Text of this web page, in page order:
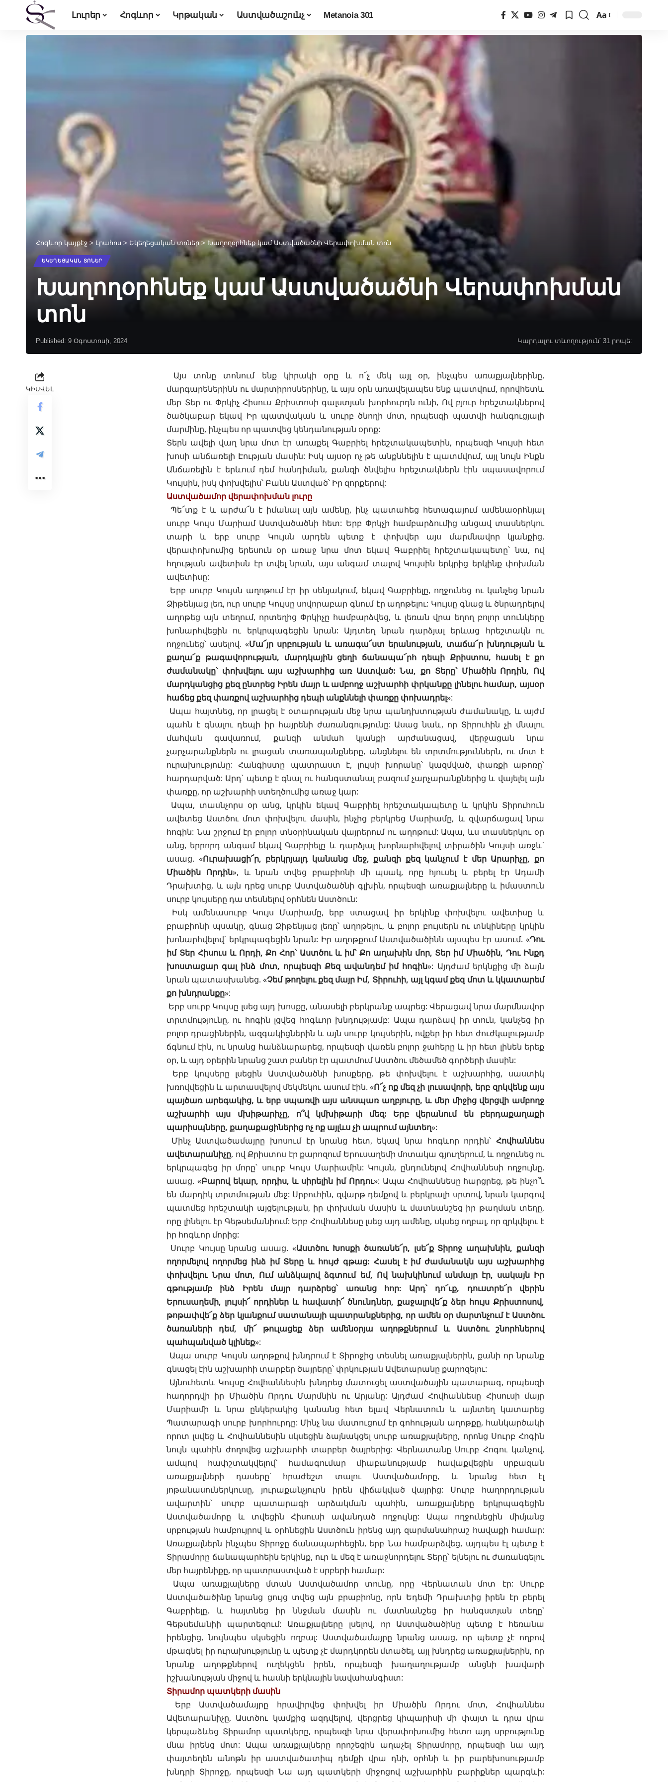
Լուրեր Հոգևոր Կրթական Աստվածաշունչ Metanoia 301
Font
Resizer
Aa
Հոգևոր կայքէջ> Լրահոս > Եկեղեցական տոներ > Խաղողօրհնեք կամ Աստվածածնի Վերափոխման տոն
ԵԿԵՂԵՑԱԿԱՆ ՏՈՆԵՐ
Խաղողօրհնեք կամ Աստվածածնի Վերափոխման
տոն
Published: 9 Օգոստոսի, 2024 Կարդալու տևողություն՝ 31 րոպե:
ԿԻՍՎԵԼ
Այս տոնը տոնում ենք կիրակի օրը և ո՜չ մեկ այլ օր, ինչպես առաքյալներինը,
մարգարեներինն ու մարտիրոսներինը, և այս օրն առավելապես ենք պատվում, որովհետև
մեր Տեր ու ՓրկիչՀիսուս Քրիստոսի գալստյան խորհուրդն ունի, Ով բյուր հրեշտակներով
ծածկաբար եկավ Իր պատվական և սուրբ ծնողի մոտ, որպեսզի պատվի հանգուցյալի
մարմինը, ինչպես որ պատվեց կենդանության օրոք:
Տերն ավելի վաղ նրա մոտ էր առաքել Գաբրիել հրեշտակապետին, որպեսզի Կույսի հետ
խոսի անճառելի Էության մասին: Իսկ այսօր ոչ թե անքննելին է պատմվում, այլ նույն Ինքն
Անճառելին է երևում դեմ հանդիման, քանզի ծնվելիս հրեշտակներն էին սպասավորում
Կույսին, իսկ փոխվելիս՝ Բանն Աստված՝ Իր զորքերով:
Աստվածամոր վերափոխման լուրը
Պե՜տք է և արժա՜ն է իմանալ այն ամենը, ինչ պատահեց հետագայում ամենաօրհնյալ
սուրբ Կույս Մարիամ Աստվածածնի հետ: Երբ Փրկչի համբարձումից անցավ տասներկու
տարի և երբ սուրբ Կույսն արդեն պետք է փոխվեր այս մարմնավոր կյանքից,
վերափոխումից երեսուն օր առաջ նրա մոտ եկավ Գաբրիել հրեշտակապետը՝ նա, ով
հղության ավետիսն էր տվել նրան, այս անգամ տալով Կույսին երկրից երկինք փոխման
ավետիսը:
Երբ սուրբ Կույսն աղոթում էր իր սենյակում, եկավ Գաբրիելը, ողջունեց ու կանչեց նրան
Ձիթենյաց լեռ, ուր սուրբ Կույսը սովորաբար գնում էր աղոթելու: Կույսը գնաց և ծնրադրելով
աղոթեց այն տեղում, որտեղից Փրկիչը համբարձվեց, և լեռան վրա եղող բոլոր տունկերը
խոնարհվեցին ու երկրպագեցին նրան: Այդտեղ նրան դարձյալ երևաց հրեշտակն ու
ողջունեց՝ ասելով. «Մա՜յր սրբության և առագա՜ստ երանության, տաճա՜ր խնդության և
քաղա՜ք թագավորության, մարդկային ցեղի ճանապա՜րհ դեպի Քրիստոս, հասել է քո
ժամանակը՝ փոխվելու այս աշխարհից առ Աստված: Նա, քո Տերը՝ Միածին Որդին, Ով
մարդկանցից քեզ ընտրեց Իրեն մայր և ամբողջ աշխարհի փրկանքը լինելու համար, այսօր
հաճեց քեզ փառքով աշխարհից դեպի անքննելի փառքը փոխադրել»:
Ապա հայտնեց, որ լրացել է օտարության մեջ նրա պանդխտության ժամանակը, և այժմ
պահն է գնալու դեպի իր հայրենի ժառանգությունը: Ասաց նաև, որ Տիրուհին չի մնալու
մահվան գավառում, քանզի անմահ կյանքի արժանացավ, վերջացան նրա
չարչարանքներն ու լրացան տառապանքները, անցնելու են տրտմություններն, ու մոտ է
ուրախությունը: Հանգիստը պատրաստ է, լույսի խորանը՝ կազմված, փառքի աթոռը՝
հարդարված: Արդ՝ պետք է գնալ ու հանգստանալ բազում չարչարանքներից և վայելել այն
փառքը, որ աշխարհի ստեղծումից առաջ կար:
Ապա, տասնչորս օր անց, կրկին եկավ Գաբրիել հրեշտակապետը և կրկին Տիրուհուն
ավետեց Աստծու մոտ փոխվելու մասին, ինչից բերկրեց Մարիամը, և զվարճացավ նրա
հոգին: Նա շրջում էր բոլոր տնօրինական վայրերում ու աղոթում: Ապա, ևս տասներկու օր
անց, երրորդ անգամ եկավ Գաբրիելը և դարձյալ խորնարհվելով տիրածին Կույսի առջև՝
ասաց. «Ուրախացի՜ր, բերկրյալդ կանանց մեջ, քանզի քեզ կանչում է մեր Արարիչը, քո
Միածին Որդին», և նրան տվեց բրաբիոնի մի պսակ, որը հյուսել և բերել էր Ադամի
Դրախտից, և այն դրեց սուրբ Աստվածածնի գլխին, որպեսզի առաքյալները և իմաստուն
սուրբ կույսերը դա տեսնելով օրհնեն Աստծուն:
Իսկ ամենասուրբ Կույս Մարիամը, երբ ստացավ իր երկինք փոխվելու ավետիսը և
բրաբիոնի պսակը, գնաց Ձիթենյաց լեռը՝ աղոթելու, և բոլոր բույսերն ու տնկիները կրկին
խոնարհվելով՝ երկրպագեցին նրան: Իր աղոթքում Աստվածածինն այսպես էր ասում. «Դու
իմ Տեր Հիսուս և Որդի, Քո Հոր՝ Աստծու և իմ՝ Քո աղախին մոր, Տեր իմ Միածին, Դու Ինքդ
խոստացար գալ ինձ մոտ, որպեսզի Քեզ ավանդեմ իմ հոգին»: Այդժամ երկնքից մի ձայն
նրան պատասխանեց. «Չեմ թողելու քեզ մայր Իմ, Տիրուհի, այլ կգամ քեզ մոտ և կկատարեմ
քո խնդրանքը»:
Երբ սուրբ Կույսը լսեց այդ խոսքը, անասելի բերկրանք ապրեց: Վերացավ նրա մարմնավոր
տրտմությունը, ու հոգին լցվեց հոգևոր խնդությամբ: Ապա դարձավ իր տուն, կանչեց իր
բոլոր դրացիներին, ազգակիցներին և այն սուրբ կույսերին, ովքեր իր հետ ժուժկալությամբ
ճգնում էին, ու նրանց հանձնարարեց, որպեսզի վառեն բոլոր ջահերը և իր հետ լինեն երեք
օր, և այդ օրերին նրանց շատ բաներ էր պատմում Աստծու մեծամեծ գործերի մասին:
Երբ կույսերը լսեցին Աստվածածնի խոսքերը, թե փոխվելու է աշխարհից, սաստիկ
խռովվեցին և արտասվելով մեկմեկու ասում էին. «Ո՜չ ոք մեզ չի լուսավորի, երբ զրկվենք այս
պայծառ արեգակից, և երբ սպառվի այս անսպառ աղբյուրը, և մեր միջից վերցվի ամբողջ
աշխարհի այս մխիթարիչը, ո՞վ կմխիթարի մեզ: Երբ վերանում են բերդաքաղաքի
պարիսպները, քաղաքացիներից ոչ ոք այլևս չի ապրում այնտեղ»:
Մինչ Աստվածամայրը խոսում էր նրանց հետ, եկավ նրա հոգևոր որդին՝ Հովհաննես
ավետարանիչը, ով Քրիստոս էր քարոզում Երուսաղեմի մոտակա գյուղերում, և ողջունեց ու
երկրպագեց իր մորը՝ սուրբ Կույս Մարիամին: Կույսն, ընդունելով Հովհաննեսի ողջույնը,
ասաց. «Բարով եկար, որդիս, և սիրելին իմ Որդու»: Ապա Հովհաննեսը հարցրեց, թե ինչո՞ւ
են մարդիկ տրտմության մեջ: Սրբուհին, զվարթ դեմքով և բերկրալի սրտով, նրան կարգով
պատմեց հրեշտակի այցելության, իր փոխման մասին և մատնանշեց իր թաղման տեղը,
որը լինելու էր Գեթսեմանիում: Երբ Հովհաննեսը լսեց այդ ամենը, սկսեց ողբալ, որ զրկվելու է
իր հոգևոր մորից:
Սուրբ Կույսը նրանց ասաց. «Աստծու Խոսքի ծառանե՜ր, լսե՜ք Տիրոջ աղախնին, քանզի
ողորմելով ողորմեց ինձ իմ Տերը և հույժ գթաց: Հասել է իմ ժամանակն այս աշխարհից
փոխվելու Նրա մոտ, Ում անձկալով ձգտում եմ, Ով նախկինում անմայր էր, սակայն Իր
գթությամբ ինձ Իրեն մայր դարձրեց՝ առանց հոր: Արդ՝ դո՜ւք, դուստրե՜ր վերին
Երուսաղեմի, լույսի՜ որդիներ և հավատի՜ ծնունդներ, քաջալրվե՜ք ձեր հույս Քրիստոսով,
թոթափվե՜ք ձեր կյանքում սատանայի պատրանքներից, որ ամեն օր մարտնչում է Աստծու
ծառաների դեմ, մի՜ թուլացեք ձեր ամենօրյա աղոթքներում և Աստծու շնորհներով
պահպանված կլինեք»:
Ապա սուրբ Կույսն աղոթքով խնդրում է Տիրոջից տեսնել առաքյալներին, քանի որ նրանք
գնացել էին աշխարհի տարբեր ծայրերը՝ փրկության Ավետարանը քարոզելու:
Այնուհետև Կույսը Հովհաննեսին խնդրեց մատուցել աստվածային պատարագ, որպեսզի
հաղորդվի իր Միածին Որդու Մարմնին ու Արյանը: Այդժամ Հովհաննեսը Հիսուսի մայր
Մարիամի և նրա ընկերակից կանանց հետ ելավ Վերնատուն և այնտեղ կատարեց
Պատարագի սուրբ խորհուրդը: Մինչ նա մատուցում էր գոհության աղոթքը, հանկարծակի
որոտ լսվեց և Հովհաննեսին սկսեցին ձայնակցել սուրբ առաքյալները, որոնց Սուրբ Հոգին
նույն պահին ժողովեց աշխարհի տարբեր ծայրերից: Վերնատանը Սուրբ Հոգու կանչով,
ամպով հափշտակվելով՝ համագումար միաբանությամբ հավաքվեցին սրբազան
առաքյալների դասերը՝ հրաժեշտ տալու Աստվածամորը, և նրանց հետ էլ
յոթանասուներկուսը, յուրաքանչյուրն իրեն վիճակված վայրից: Սուրբ հաղորդության
ավարտին՝ սուրբ պատարագի արձակման պահին, առաքյալները երկրպագեցին
Աստվածամորը և տվեցին Հիսուսի ավանդած ողջույնը: Ապա ողջունեցին միմյանց
սրբության համբույրով և օրհնեցին Աստծուն իրենց այդ զարմանահրաշ հավաքի համար:
Առաքյալներն ինչպես Տիրոջը ճանապարհեցին, երբ Նա համբարձվեց, այդպես էլ պետք է
Տիրամորը ճանապարհեին երկինք, ուր և մեզ է առաջնորդելու Տերը՝ ելնելու ու ժառանգելու
մեր հայրենիքը, որ պատրաստված է սրբերի համար:
Ապա առաքյալները մտան Աստվածամոր տունը, որը Վերնատան մոտ էր: Սուրբ
Աստվածածինը նրանց ցույց տվեց այն բրաբիոնը, որն Եդեմի Դրախտից իրեն էր բերել
Գաբրիելը, և հայտնեց իր ննջման մասին ու մատնանշեց իր հանգստյան տեղը՝
Գեթսեմանիի պարտեզում: Առաքյալները լսելով, որ Աստվածածինը պետք է հեռանա
իրենցից, նույնպես սկսեցին ողբալ: Աստվածամայրը նրանց ասաց, որ պետք չէ ողբով
մթագնել իր ուրախությունը և պետք չէ մարդկորեն մտածել, այլ խնդրեց առաքյալներին, որ
նրանք աղոթքներով ուղեկցեն իրեն, որպեսզի խաղաղությամբ անցնի խավարի
իշխանության միջով և հասնի երկնային նավահանգիստ:
Տիրամոր պատկերի մասին
Երբ Աստվածամայրը հրավիրվեց փոխվել իր Միածին Որդու մոտ, Հովհաննես
Ավետարանիչը, Աստծու կամքից ազդվելով, վերցրեց կիպարիսի մի փայտ և դրա վրա
կերպաձևեց Տիրամոր պատկերը, որպեսզի նրա վերափոխումից հետո այդ սրբությունը
մնա իրենց մոտ: Ապա առաքյալները որոշեցին աղաչել Տիրամորը, որպեսզի նա այդ
փայտեղեն անոթն իր աստվածատիպ դեմքի վրա դնի, օրհնի և իր բարեխոսությամբ
խնդրի Տիրոջը, որպեսզի Նա այդ պատկերի միջոցով աշխարհին բարիքներ պարգևի: